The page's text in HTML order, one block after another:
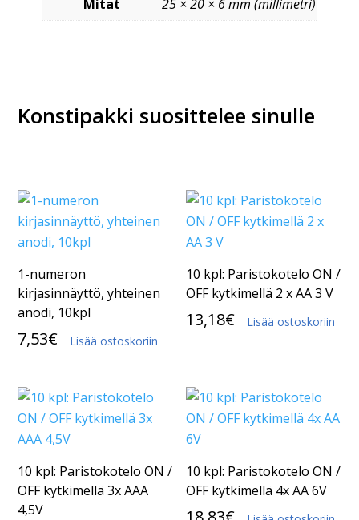
Mitat
25 × 20 × 6 mm (millimetri)
Konstipakki suosittelee sinulle
1-numeron
kirjasinnäyttö, yhteinen
anodi, 10kpl
7,53€ Lisää ostoskoriin
10 kpl: Paristokotelo ON /
OFF kytkimellä 2 x AA 3 V
13,18€ Lisää ostoskoriin
10 kpl: Paristokotelo ON /
OFF kytkimellä 3x AAA
4,5V
10 kpl: Paristokotelo ON /
OFF kytkimellä 4x AA 6V